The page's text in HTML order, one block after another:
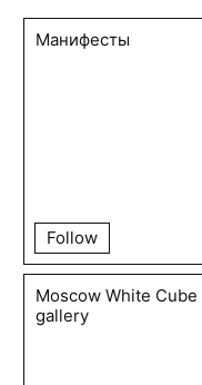
Манифесты
Follow
Moscow White Cube
gallery